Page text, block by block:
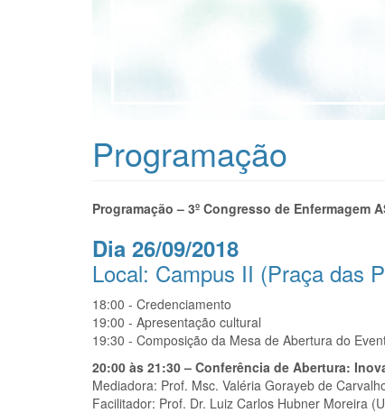
Programação
Programação – 3º Congresso de Enfermagem
Dia 26/09/2018
Local: Campus II (Praça das
18:00 - Credenciamento
19:00 - Apresentação cultural
19:30 - Composição da Mesa de Abertura do
20:00 às 21:30 – Conferência de Abertura:
Mediadora: Prof. Msc. Valéria Gorayeb de
Facilitador: Prof. Dr. Luiz Carlos Hubner Moreira